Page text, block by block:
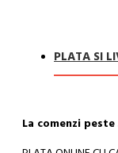
PLATA SI
La comenzi